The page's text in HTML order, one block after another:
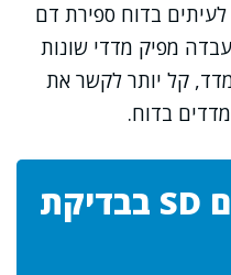
בדוח ספירת דם
מפיק מדדי שונות
קל יותר לקשר את
בדוח.
מה זה לויקוציטים SD בבדיקת